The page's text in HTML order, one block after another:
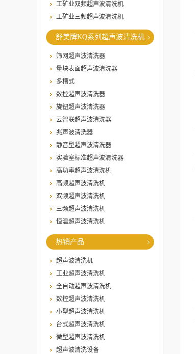
工矿业双频超声波清洗机
工矿业三频超声波清洗机
舒美牌KQ系列超声波清洗机
筛网超声波清洗器
量块表面超声波清洗器
多槽式
数控超声波清洗器
旋钮超声波清洗器
云智联超声波清洗器
兆声波清洗器
静音型超声波清洗器
实验室标准超声波清洗器
高功率超声波清洗机
高频超声波清洗机
双频超声波清洗机
三频超声波清洗机
恒温超声波清洗机
热销产品
超声波清洗机
工业超声波清洗机
全自动超声波清洗机
数控超声波清洗机
小型超声波清洗机
台式超声波清洗机
微型超声波清洗机
超声波清洗设备